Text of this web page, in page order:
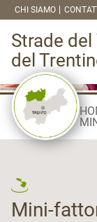
CHI SIAMO
Strade
del
Mini-